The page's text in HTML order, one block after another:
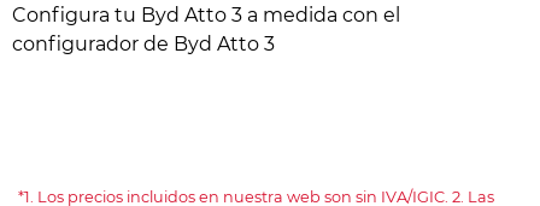
Configura tu Byd Atto 3 a medida con el
configurador de Byd Atto 3
*1. Los precios incluidos en nuestra web son sin IVA/IGIC. 2. Las